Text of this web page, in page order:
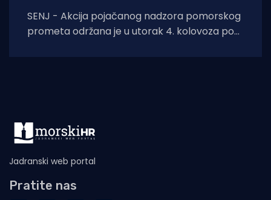
SENJ - Akcija pojačanog nadzora pomorskog
prometa održana je u utorak 4. kolovoza pod
Jadranski web portal
Pratite nas